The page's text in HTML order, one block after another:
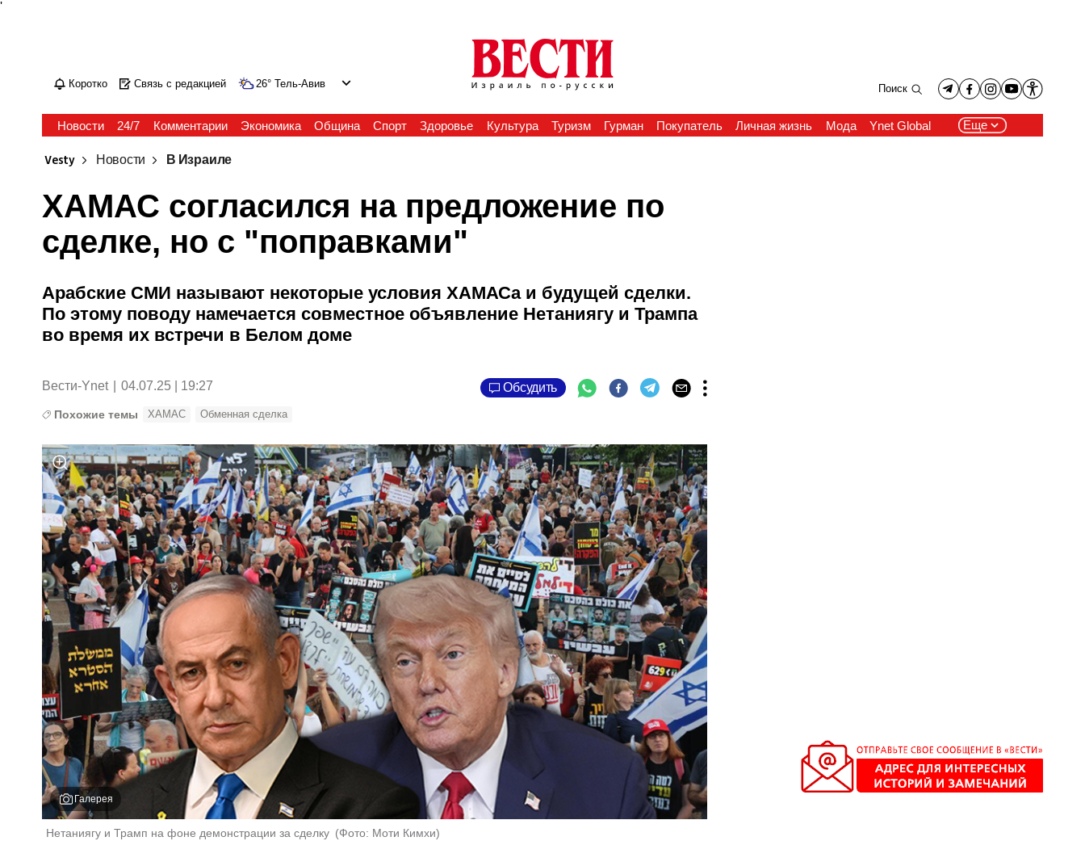
'
Коротко Связь с редакцией 26° Тель-Авив Поиск
Новости 24/7 Комментарии Экономика Община Спорт Здоровье Культура Туризм Гурман Покупатель Личная жизнь Мода Ynet Global Еще
Vesty Новости В Израиле
ХАМАС согласился на предложение по
сделке, но с "поправками"
Арабские СМИ называют некоторые условия ХАМАСа и будущей сделки.
По этому поводу намечается совместное объявление Нетаниягу и Трампа
во время их встречи в Белом доме
Вести-Ynet 04.07.25 | 19:27 Обсудить
Похожие темы ХАМАС Обменная сделка
Галерея
Нетаниягу и Трамп на фоне демонстрации за сделку (Фото: Моти Кимхи)